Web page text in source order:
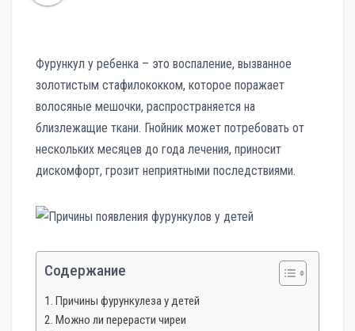
Фурункул у ребенка – это воспаление, вызванное
золотистым стафилококком, которое поражает
волосяные мешочки, распространяется на
близлежащие ткани. Гнойник может потребовать от
нескольких месяцев до года лечения, приносит
дискомфорт, грозит неприятными последствиями.
Содержание
Причины фурункулеза у детей
Можно ли перерасти чиреи